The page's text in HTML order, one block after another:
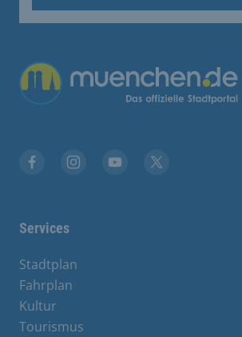
Übergreifende Links
Services
Stadtplan
Fahrplan
Kultur
Tourismus